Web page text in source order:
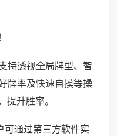
持透视全局牌型、智
牌率及快速自摸等操
升胜率。
可通过第三方软件实